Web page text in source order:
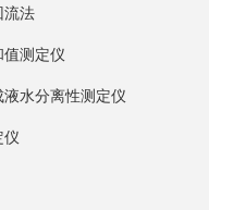
流法
测定仪
水分离性测定仪
仪